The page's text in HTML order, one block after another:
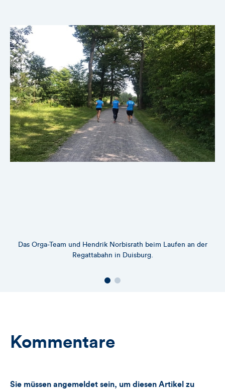
Das Orga-Team und Hendrik Norbisrath beim Laufen an der
Regattabahn in Duisburg.
Kommentare
Sie müssen angemeldet sein, um diesen Artikel zu